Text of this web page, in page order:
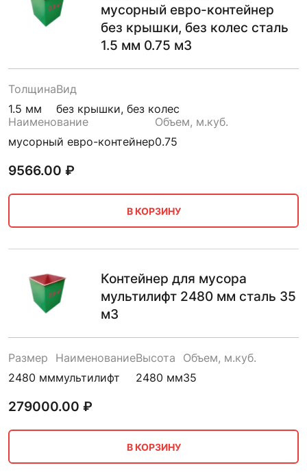
мусорный евро-контейнер
без крышки, без колес сталь
1.5 мм 0.75 м3
Толщина
1.5 мм
Вид
без крышки, без колес
Наименование
мусорный евро-контейнер
Объем, м.куб.
0.75
9566.00 ₽
В КОРЗИНУ
Контейнер для мусора
мультилифт 2480 мм сталь 35
м3
Размер
2480 мм
Наименование
мультилифт
Высота
2480 мм
Объем, м.куб.
35
279000.00 ₽
В КОРЗИНУ